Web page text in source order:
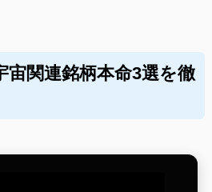
宙関連銘柄本命3選を徹